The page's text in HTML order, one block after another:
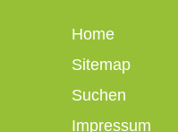
Home
Sitemap
Suchen
Impressum